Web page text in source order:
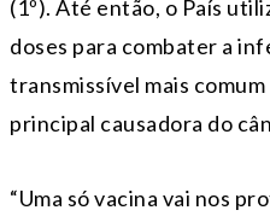
(1º). Até então, o País
doses para combater a
transmissível mais
principal causadora do
“Uma só vacina vai nos